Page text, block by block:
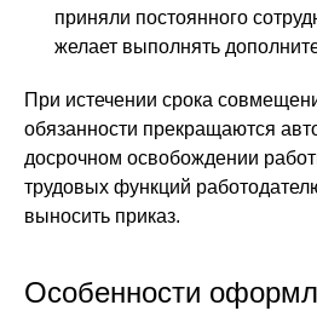
приняли постоянного
желает выполнять
При истечении срока
обязанности прекращаются
досрочном освобождении
трудовых функций
выносить приказ.
Особенности